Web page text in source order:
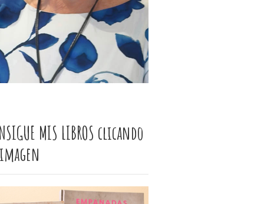
MIS LIBROS clicando